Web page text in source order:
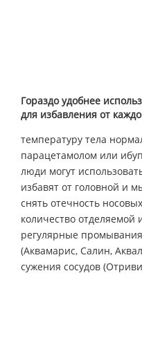
Гораздо удобнее
для избавления от
температуру тела
парацетамолом или
люди могут
избавят от головной и
снять отечность
количество отделяемой
регулярные
(Аквамарис, Салин,
сужения сосудов